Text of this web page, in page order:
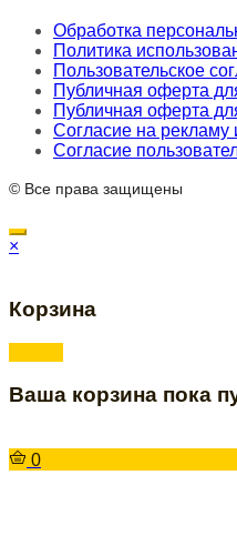
Обработка
Политика
Пользовательское
Публичная оферта
Публичная оферта
Согласие на рекламу
Согласие
© Все права защищены
×
Корзина
Ваша корзина пока
0